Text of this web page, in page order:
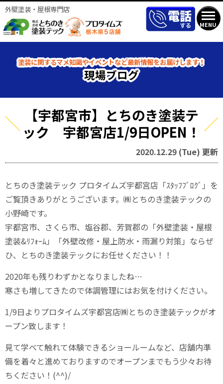
MENU
外壁塗装・屋根専門店
塗装に関するマメ知識やイベントなど最新情報をお届けします！
現場ブログ
【宇都宮市】とちのき塗装テ
ック 宇都宮店1/9日OPEN！
2020.12.29 (Tue) 更新
とちのき塗装テック プロタイムズ宇都宮店「ｽﾀｯﾌﾌﾞﾛｸﾞ」を
ご覧頂きありがとうございます。㈱とちのき塗装テックの
小野崎です。
宇都宮市、さくら市、塩谷郡、芳賀郡の「外壁塗装・屋根
塗装&ﾘﾌｫｰﾑ」「外壁改修・屋上防水・雨漏り対策」ならぜ
ひ、とちのき塗装テックにお任せください！！
2020年も残りわずかとなりましたね…
寒さも増してきたので体調管理にはお気を付けください。
1/9日よりプロタイムズ宇都宮店㈱とちのき塗装テックがオ
ープン致します！
見て学べて触れて体験できるショールームなど、店舗内準
備を着々と進めておりますのでオープンまでもう少々お待
ちください！(^^)/